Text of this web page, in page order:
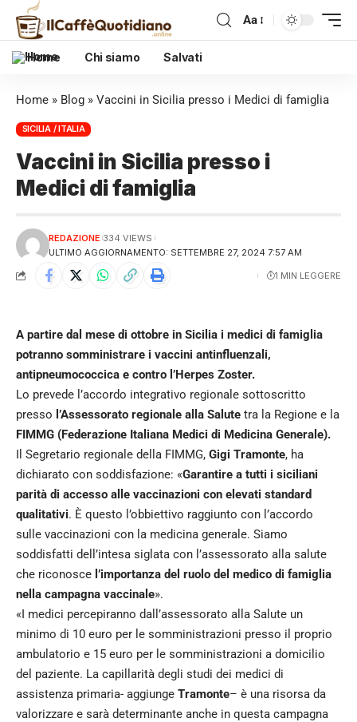
Aa
Home Chi siamo Salvati
Home » Blog » Vaccini in Sicilia presso i Medici di famiglia
SICILIA / ITALIA
Vaccini in Sicilia presso i
Medici di famiglia
ULTIMO AGGIORNAMENTO: SETTEMBRE 27, 2024 7:57 AM
REDAZIONE 334 VIEWS
1 MIN LEGGERE
A partire dal mese di ottobre in Sicilia i medici di famiglia
potranno somministrare i vaccini antinfluenzali,
antipneumococcica e contro l’Herpes Zoster.
Lo prevede l’accordo integrativo regionale sottoscritto
presso l’Assessorato regionale alla Salute tra la Regione e la
FIMMG (Federazione Italiana Medici di Medicina Generale).
Il Segretario regionale della FIMMG, Gigi Tramonte, ha
dichiarato con soddisfazione: «Garantire a tutti i siciliani
parità di accesso alle vaccinazioni con elevati standard
qualitativi. È questo l’obbiettivo raggiunto con l’accordo
sulle vaccinazioni con la medicina generale. Siamo
soddisfatti dell’intesa siglata con l’assessorato alla salute
che riconosce l’importanza del ruolo del medico di famiglia
nella campagna vaccinale».
«I medici percepiranno dall’assessorato alla Salute un
minimo di 10 euro per le somministrazioni presso il proprio
ambulatorio e 15 euro per le somministrazioni a domicilio
del paziente. La capillarità degli studi dei medici di
assistenza primaria- aggiunge Tramonte– è una risorsa da
valorizzare e sarà determinante anche in questa campagna